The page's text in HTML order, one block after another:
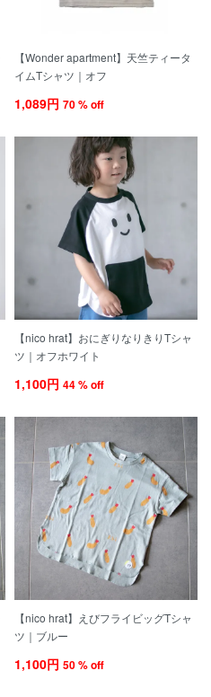
【Wonder apartment】天竺ティータ
イムTシャツ｜オフ
1,089円 70 % off
【nico hrat】おにぎりなりきりTシャ
ツ｜オフホワイト
1,100円 44 % off
【nico hrat】えびフライビッグTシャ
ツ｜ブルー
1,100円 50 % off